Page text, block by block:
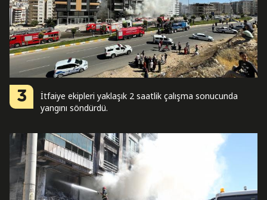
3
İtfaiye ekipleri yaklaşık 2 saatlik çalışma sonucunda
yangını söndürdü.